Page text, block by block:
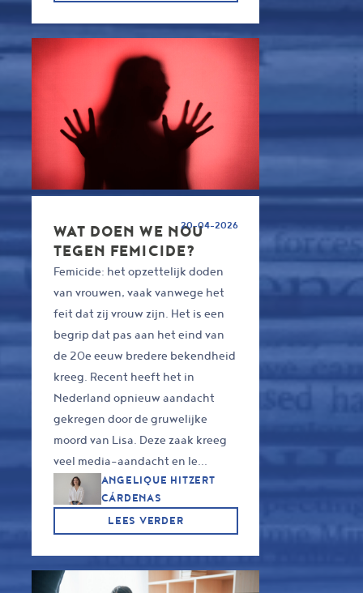
WAT DOEN WE NOU
TEGEN FEMICIDE?
20-04-2026
Femicide: het opzettelijk doden
van vrouwen, vaak vanwege het
feit dat zij vrouw zijn. Het is een
begrip dat pas aan het eind van
de 20e eeuw bredere bekendheid
kreeg. Recent heeft het in
Nederland opnieuw aandacht
gekregen door de gruwelijke
moord van Lisa. Deze zaak kreeg
veel media-aandacht en le...
ANGELIQUE HITZERT
CÁRDENAS
LEES VERDER